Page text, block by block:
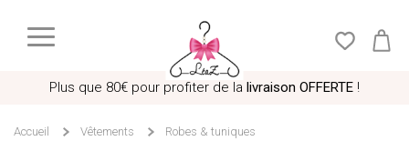
Plus que 80€ pour profiter de la livraison OFFERTE !
Accueil Vêtements
Robes & tuniques